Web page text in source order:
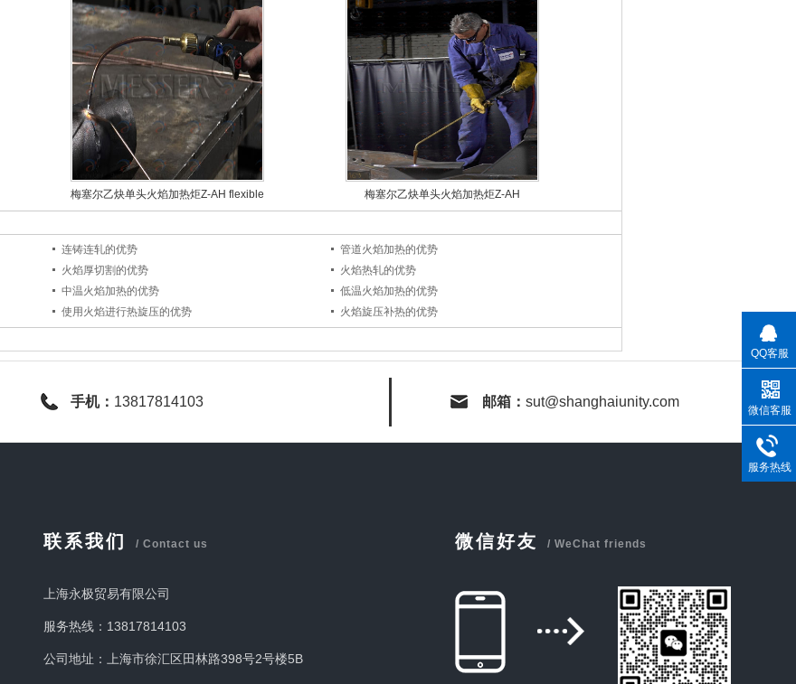
梅塞尔乙炔单头火焰加热炬Z-AH flexible 梅塞尔乙炔单头火焰加热炬Z-AH
连铸连轧的优势
管道火焰加热的优势
火焰厚切割的优势
火焰热轧的优势
中温火焰加热的优势
低温火焰加热的优势
使用火焰进行热旋压的优势 火焰旋压补热的优势
手机： 13817814103 邮箱： sut@shanghaiunity.com
联系我们 / Contact us
上海永极贸易有限公司
服务热线：13817814103
公司地址：上海市徐汇区田林路398号2号楼5B
微信好友 / WeChat friends
QQ客服
微信客服
服务热线